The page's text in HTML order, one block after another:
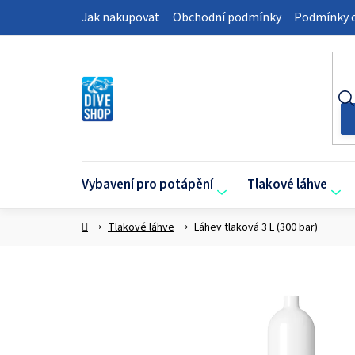
Jak nakupovat Obchodní podmínky Podmínky
Vybavení pro potápění Tlakové láhve
DomůTlakové láhve Láhev tlaková 3 L (300 bar)